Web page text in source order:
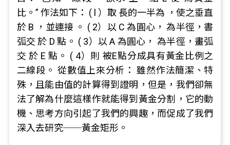
比。” 作法如下： ( l ）取 長的一半為 ，使之垂直
於 B ，並連接 。 ( 2）以 C 為圓心， 為半徑，書
弧交 於 D 點。 ( 3）以 A 為圓心， 為半徑，畫弧
交 於 E 點。 ( 4）則 被E點分成具有黃金比例之
二線段。 從數值上來分析： 雖然作法簡潔、特
殊，且能由值的計算得到證明，但是，我們卻無
法了解為什麼這樣作就能得到黃金分割，它的動
機、思考方向引起了我們的興趣，而促成了我們
深入去研究──黃金矩形。